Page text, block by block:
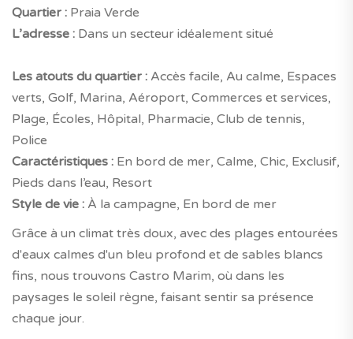
Quartier : Praia Verde
L’adresse : Dans un secteur idéalement situé
Les atouts du quartier : Accès facile, Au calme, Espaces
verts, Golf, Marina, Aéroport, Commerces et services,
Plage, Écoles, Hôpital, Pharmacie, Club de tennis,
Police
Caractéristiques : En bord de mer, Calme, Chic, Exclusif,
Pieds dans l’eau, Resort
Style de vie : À la campagne, En bord de mer
Grâce à un climat très doux, avec des plages entourées
d'eaux calmes d'un bleu profond et de sables blancs
fins, nous trouvons Castro Marim, où dans les
paysages le soleil règne, faisant sentir sa présence
chaque jour.